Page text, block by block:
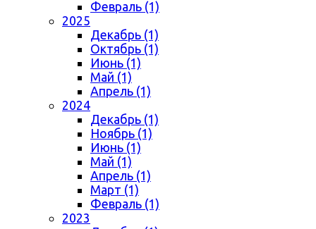
Февраль (1)
2025
Декабрь (1)
Октябрь (1)
Июнь (1)
Май (1)
Апрель (1)
2024
Декабрь (1)
Ноябрь (1)
Июнь (1)
Май (1)
Апрель (1)
Март (1)
Февраль (1)
2023